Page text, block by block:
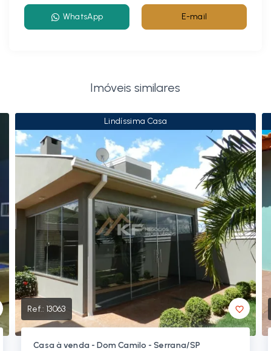
WhatsApp E-mail
Imóveis similares
Lindíssima Casa
Ref.: 13063
Casa à venda - Dom Camilo - Serrana/SP